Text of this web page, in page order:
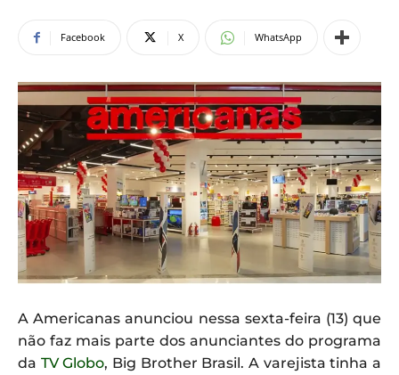
Facebook X WhatsApp
A Americanas anunciou nessa sexta-feira (13) que
não faz mais parte dos anunciantes do programa
da TV Globo, Big Brother Brasil. A varejista tinha a